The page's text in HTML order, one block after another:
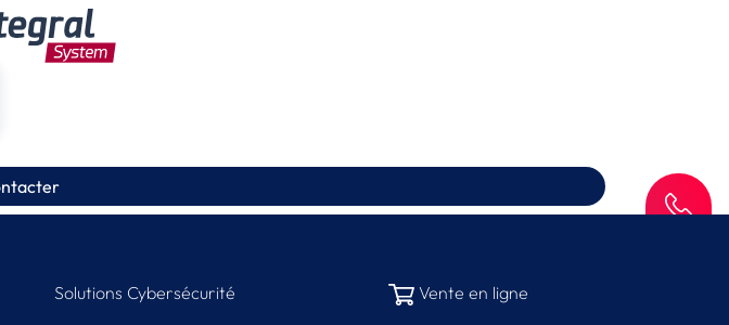
Solutions Cybersécurité Vente en ligne